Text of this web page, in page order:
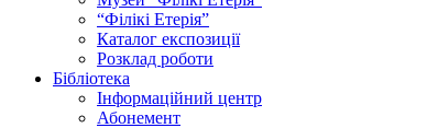
“Філікі Етерія”
Каталог експозиції
Розклад роботи
Бібліотека
Інформаційний центр
Абонемент